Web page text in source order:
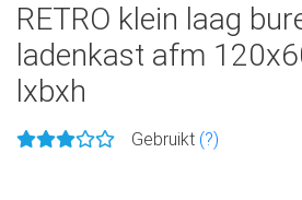
RETRO klein laag
ladenkast afm
lxbxh
Gebruikt (?)